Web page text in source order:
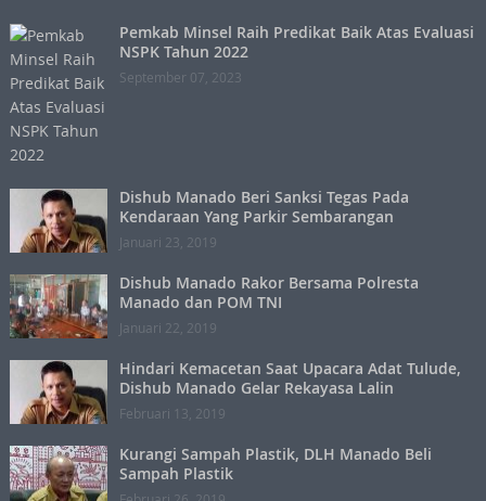
Pemkab Minsel Raih Predikat Baik Atas Evaluasi
NSPK Tahun 2022
September 07, 2023
Dishub Manado Beri Sanksi Tegas Pada
Kendaraan Yang Parkir Sembarangan
Januari 23, 2019
Dishub Manado Rakor Bersama Polresta
Manado dan POM TNI
Januari 22, 2019
Hindari Kemacetan Saat Upacara Adat Tulude,
Dishub Manado Gelar Rekayasa Lalin
Februari 13, 2019
Kurangi Sampah Plastik, DLH Manado Beli
Sampah Plastik